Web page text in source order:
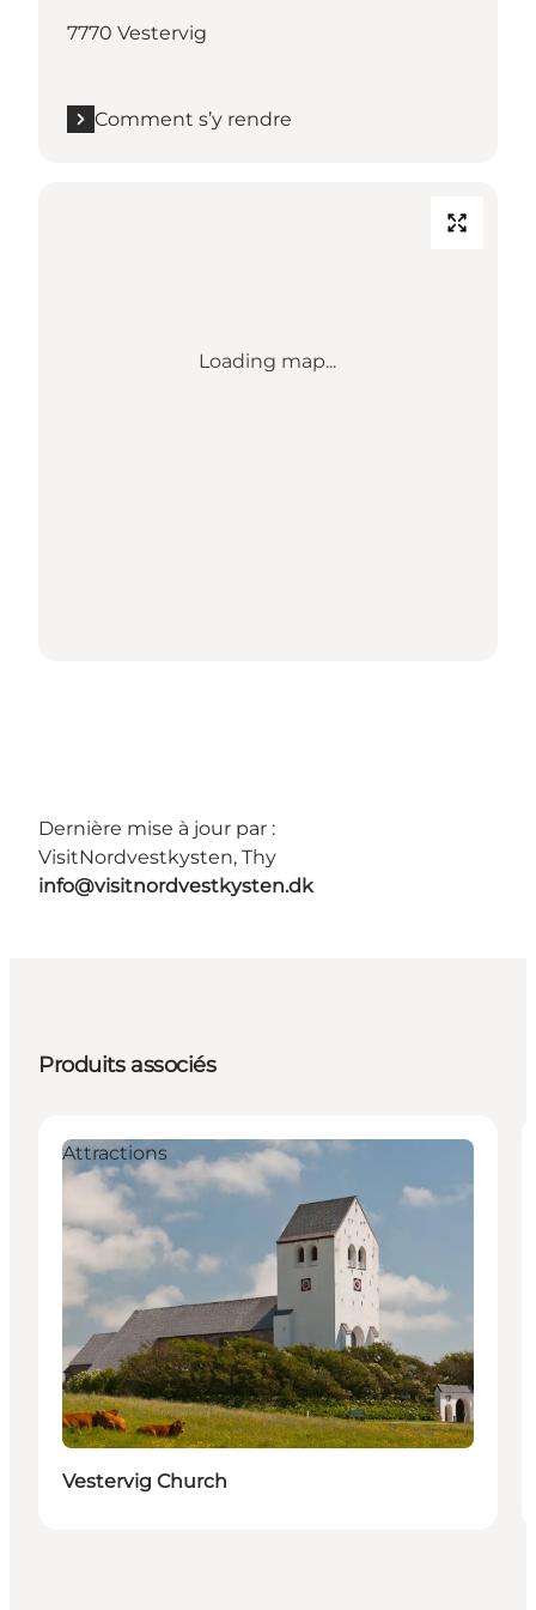
7770 Vestervig
Comment s’y rendre
Loading map...
Dernière mise à jour par :
VisitNordvestkysten, Thy
info@visitnordvestkysten.dk
Produits associés
Attractions
Vestervig Church